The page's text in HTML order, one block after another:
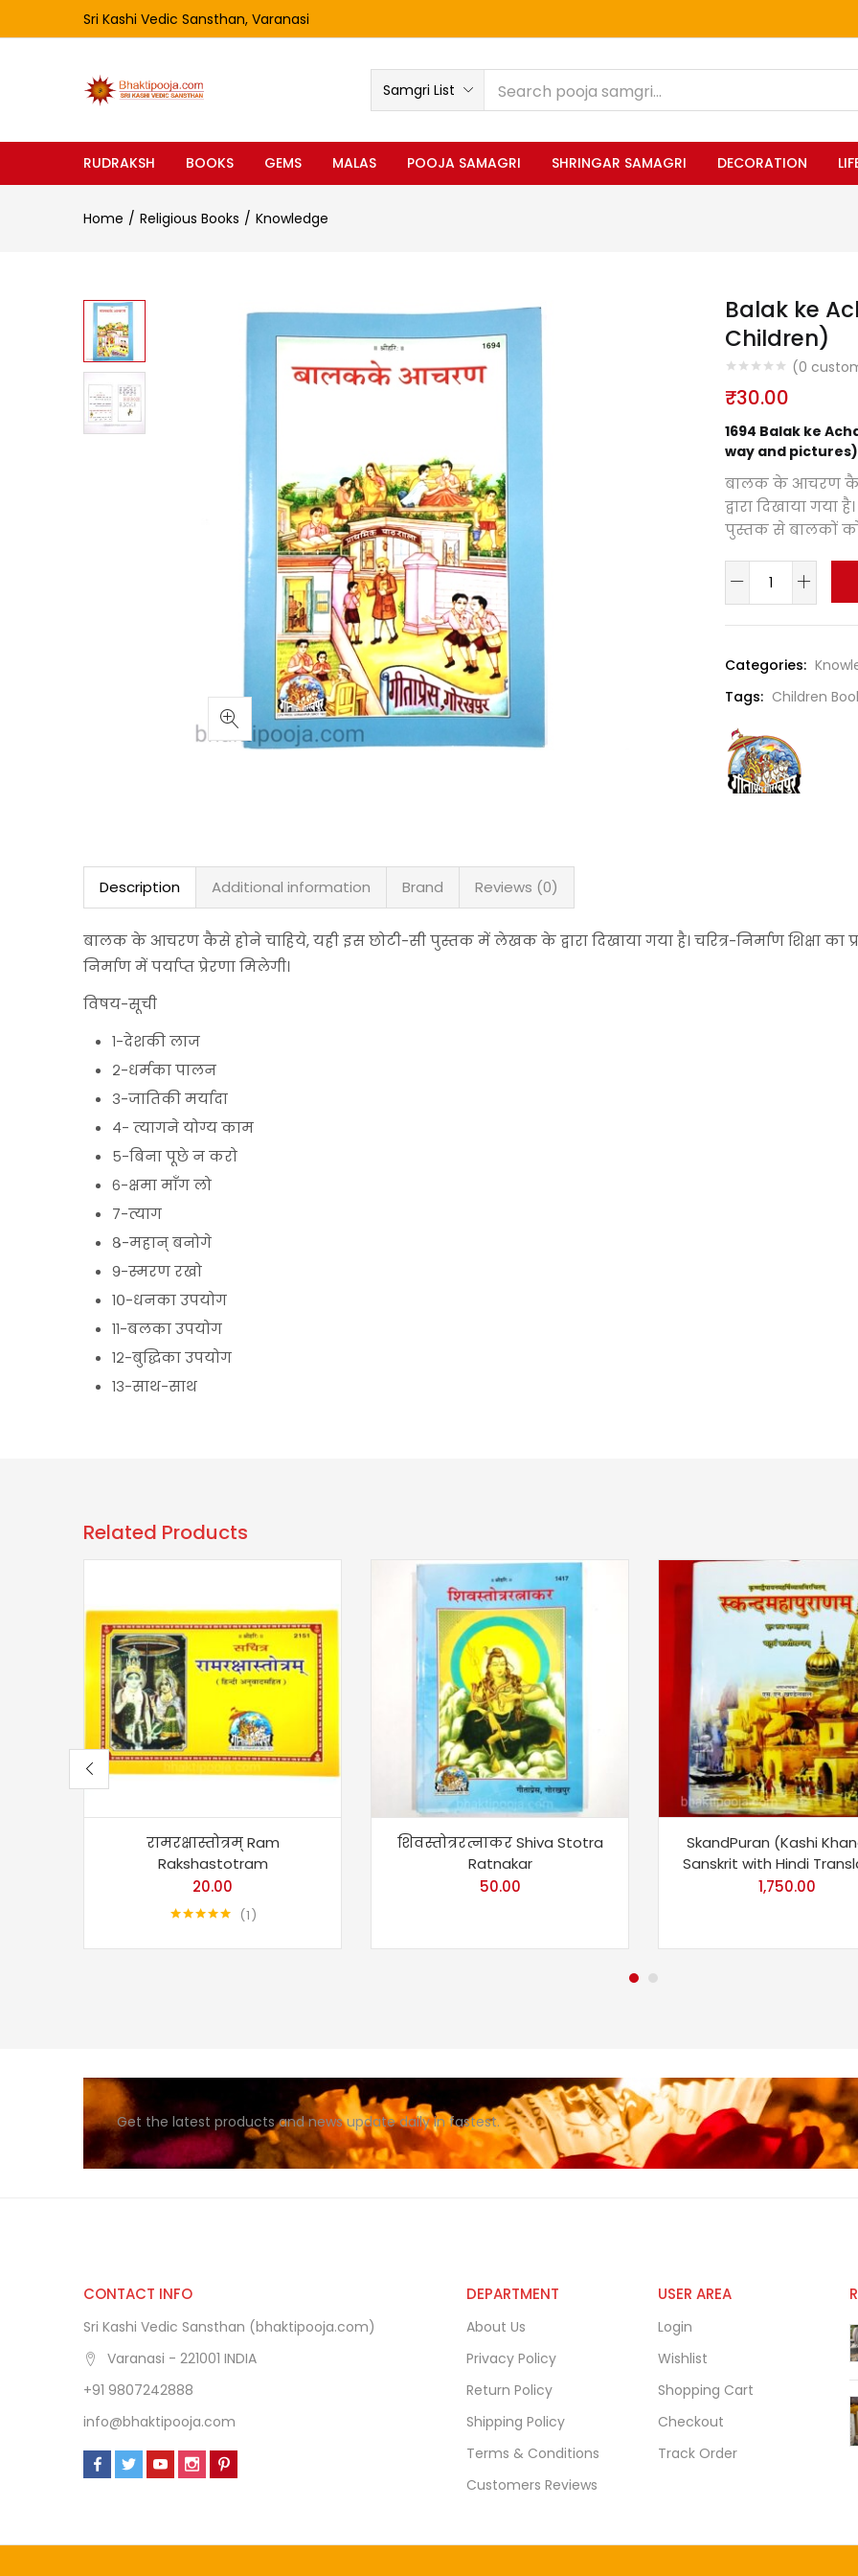
Sri Kashi Vedic Sansthan, Varanasi
Samgri List
RUDRAKSH BOOKS GEMS MALAS POOJA SAMAGRI SHRINGAR SAMAGRI DECORATION
Home Religious Books Knowledge
Balak ke
Children)
(0
₹30.00
1694 Balak ke
way and
बालक के आचरण
द्वारा दिखाया गया
पुस्तक से बालकों को
Categories:
Tags: Children
Description Additional information Brand Reviews (0)
बालक के आचरण कैसे होने चाहिये, यही इस छोटी-सी पुस्तक में लेखक के द्वारा दिखाया गया है। चरित्र-निर्माण शिक्षा
निर्माण में पर्याप्त प्रेरणा मिलेगी।
विषय-सूची
१-देशकी लाज
२-धर्मका पालन
३-जातिकी मर्यादा
४- त्यागने योग्य काम
५-बिना पूछे न करो
६-क्षमा माँग लो
७-त्याग
८-महान् बनोगे
९-स्मरण रखो
१०-धनका उपयोग
११-बलका उपयोग
१२-बुद्धिका उपयोग
१३-साथ-साथ
Related Products
रामरक्षास्तोत्रम् Ram
Rakshastotram
20.00
1
शिवस्तोत्ररत्नाकर Shiva Stotra
Ratnakar
50.00
SkandPuran (Kashi
Sanskrit with Hindi
1,750.00
Get the latest products and news update daily in fastest.
CONTACT INFO
Sri Kashi Vedic Sansthan (bhaktipooja.com)
Varanasi - 221001 INDIA
+91 9807242888
info@bhaktipooja.com
DEPARTMENT
About Us
Privacy Policy
Return Policy
Shipping Policy
Terms & Conditions
Customers Reviews
USER AREA
Login
Wishlist
Shopping Cart
Checkout
Track Order